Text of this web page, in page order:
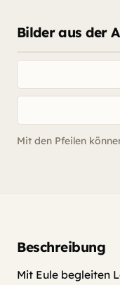
Bilder aus der
Mit den Pfeilen
Beschreibung
Mit Eule begleiten